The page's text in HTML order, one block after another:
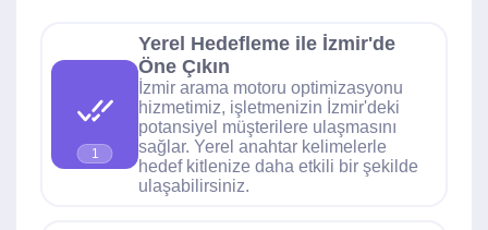
1
Yerel Hedefleme ile İzmir'de
Öne Çıkın
İzmir arama motoru optimizasyonu
hizmetimiz, işletmenizin İzmir'deki
potansiyel müşterilere ulaşmasını
sağlar. Yerel anahtar kelimelerle
hedef kitlenize daha etkili bir şekilde
ulaşabilirsiniz.